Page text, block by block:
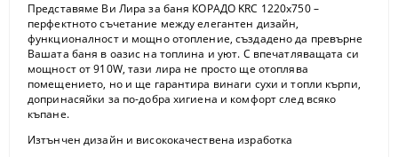
Представяме Ви Лира за баня КОРАДО KRC 1220x750–
перфектното съчетание между елегантен дизайн,
функционалност и мощно отопление, създадено да превърне
Вашата баня в оазис на топлина и уют. С впечатляващата си
мощност от910W, тази лира не просто ще отоплява
помещението, но и ще гарантира винаги сухи и топли кърпи,
допринасяйки за по-добра хигиена и комфорт след всяко
къпане.
Изтънчен дизайн и висококачествена изработка